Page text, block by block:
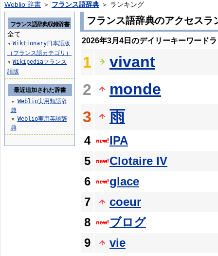
Weblio 辞書 ＞ フランス語辞典 ＞ ランキング
フランス語辞典のアクセスラ
2026年3月4日のデイリーキーワード
1
vivant
2
monde
3
雨
4
IPA
5
Clotaire IV
6
glace
7
coeur
8
ブログ
9
vie
フランス語辞典収録辞書
全て
▼ Wiktionary日本語版
（フランス語カテゴリ）
▼ Wikipediaフランス
語版
最近追加された辞書
▼
Weblio実用類語辞
典
▼
Weblio実用英語辞
典